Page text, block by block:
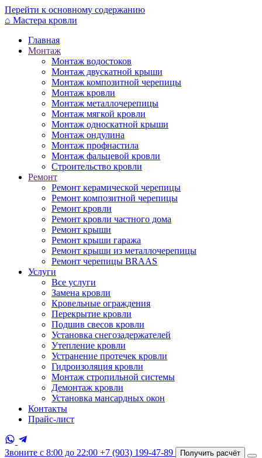
Перейти к основному содержанию
⌂ Мастера кровли
Главная
Монтаж
Монтаж водостоков
Монтаж двускатной крыши
Монтаж композитной черепицы
Монтаж кровли
Монтаж металлочерепицы
Монтаж мягкой кровли
Монтаж односкатной крыши
Монтаж ондулина
Монтаж профнастила
Монтаж фальцевой кровли
Строительство кровли
Ремонт
Ремонт керамической черепицы
Ремонт композитной черепицы
Ремонт кровли
Ремонт кровли частного дома
Ремонт крыши
Ремонт крыши гаража
Ремонт крыши из металлочерепицы
Ремонт черепицы BRAAS
Услуги
Все услуги
Замена кровли
Кровельные ограждения
Перекрытие кровли
Подшив свесов кровли
Установка снегозадержателей
Утепление кровли
Устранение протечек кровли
Гидроизоляция кровли
Монтаж стропильной системы
Демонтаж кровли
Установка мансардных окон
Контакты
Прайс-лист
Звоните с 8:00 до 22:00 +7 (903) 199-47-89 Получить расчёт